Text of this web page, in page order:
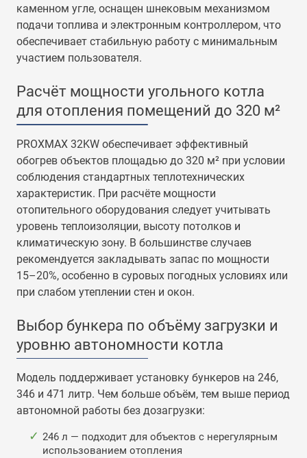
каменном угле, оснащен шнековым механизмом
подачи топлива и электронным контроллером, что
обеспечивает стабильную работу с минимальным
участием пользователя.
Расчёт мощности угольного котла
для отопления помещений до 320 м²
PROXMAX 32KW обеспечивает эффективный
обогрев объектов площадью до 320 м² при условии
соблюдения стандартных теплотехнических
характеристик. При расчёте мощности
отопительного оборудования следует учитывать
уровень теплоизоляции, высоту потолков и
климатическую зону. В большинстве случаев
рекомендуется закладывать запас по мощности
15–20%, особенно в суровых погодных условиях или
при слабом утеплении стен и окон.
Выбор бункера по объёму загрузки и
уровню автономности котла
Модель поддерживает установку бункеров на 246,
346 и 471 литр. Чем больше объём, тем выше период
автономной работы без дозагрузки:
246 л — подходит для объектов с нерегулярным
использованием отопления